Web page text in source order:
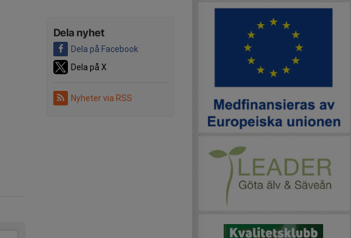
Dela nyhet
Dela på Facebook
Dela på X
Nyheter via RSS